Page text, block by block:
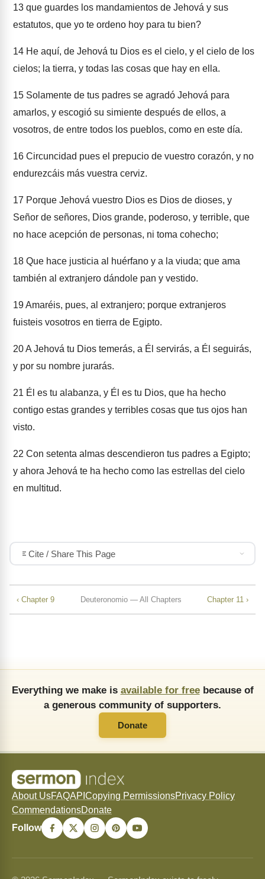
13 que guardes los mandamientos de Jehová y sus
estatutos, que yo te ordeno hoy para tu bien?
14 He aquí, de Jehová tu Dios es el cielo, y el cielo de los
cielos; la tierra, y todas las cosas que hay en ella.
15 Solamente de tus padres se agradó Jehová para
amarlos, y escogió su simiente después de ellos, a
vosotros, de entre todos los pueblos, como en este día.
16 Circuncidad pues el prepucio de vuestro corazón, y no
endurezcáis más vuestra cerviz.
17 Porque Jehová vuestro Dios es Dios de dioses, y
Señor de señores, Dios grande, poderoso, y terrible, que
no hace acepción de personas, ni toma cohecho;
18 Que hace justicia al huérfano y a la viuda; que ama
también al extranjero dándole pan y vestido.
19Amaréis, pues, al extranjero; porque extranjeros
fuisteis vosotros en tierra de Egipto.
20A Jehová tu Dios temerás, a Él servirás, a Él seguirás,
y por su nombre jurarás.
21 Él es tu alabanza, y Él es tu Dios, que ha hecho
contigo estas grandes y terribles cosas que tus ojos han
visto.
22 Con setenta almas descendieron tus padres a Egipto;
y ahora Jehová te ha hecho como las estrellas del cielo
en multitud.
Cite / Share This Page
‹ Chapter 9 Deuteronomio — All Chapters Chapter 11 ›
Everything we make is available for freebecause of
a generous community of supporters.
Donate
About UsFAQAPI Copying PermissionsPrivacy Policy
CommendationsDonate
Follow